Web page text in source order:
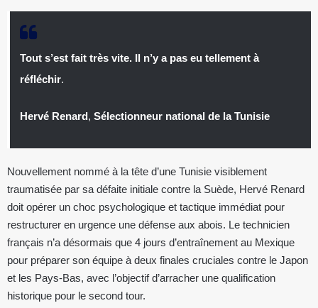
Tout s’est fait très vite. Il n’y a pas eu tellement à
réfléchir.
Hervé Renard, Sélectionneur national de la Tunisie
Nouvellement nommé à la tête d’une Tunisie visiblement
traumatisée par sa défaite initiale contre la Suède, Hervé Renard
doit opérer un choc psychologique et tactique immédiat pour
restructurer en urgence une défense aux abois. Le technicien
français n’a désormais que 4 jours d’entraînement au Mexique
pour préparer son équipe à deux finales cruciales contre le Japon
et les Pays-Bas, avec l’objectif d’arracher une qualification
historique pour le second tour.